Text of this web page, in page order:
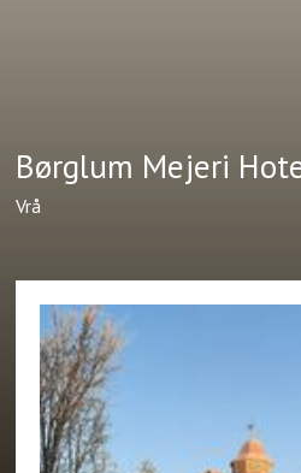
Børglum Mejeri
Vrå